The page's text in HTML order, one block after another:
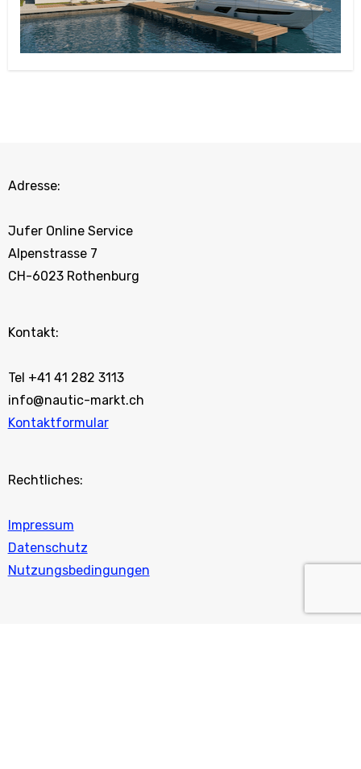
Adresse:
Jufer Online Service
Alpenstrasse 7
CH-6023 Rothenburg
Kontakt:
Tel +41 41 282 3113
info@nautic-markt.ch
Kontaktformular
Rechtliches:
Impressum
Datenschutz
Nutzungsbedingungen